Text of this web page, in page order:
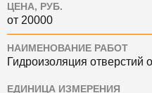
ЦЕНА, РУБ.
от 20000
НАИМЕНОВАНИЕ РАБОТ
Гидроизоляция отверстий
ЕДИНИЦА ИЗМЕРЕНИЯ